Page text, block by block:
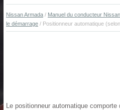
Nissan Armada / Manuel du conducteur
le démarrage / Positionneur automatique
Le positionneur automatique